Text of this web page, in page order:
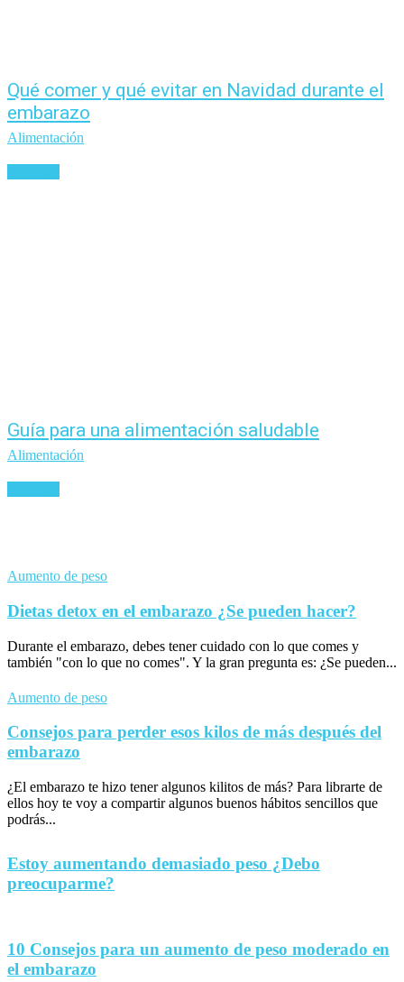
Qué comer y qué evitar en Navidad durante el
embarazo
Alimentación
Guía para una alimentación saludable
Alimentación
Aumento de peso
Dietas detox en el embarazo ¿Se pueden hacer?
Durante el embarazo, debes tener cuidado con lo que comes y
también "con lo que no comes". Y la gran pregunta es: ¿Se pueden...
Aumento de peso
Consejos para perder esos kilos de más después del
embarazo
¿El embarazo te hizo tener algunos kilitos de más? Para librarte de
ellos hoy te voy a compartir algunos buenos hábitos sencillos que
podrás...
Estoy aumentando demasiado peso ¿Debo
preocuparme?
10 Consejos para un aumento de peso moderado en
el embarazo